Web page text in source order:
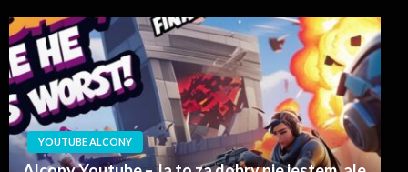
YOUTUBE ALCONY